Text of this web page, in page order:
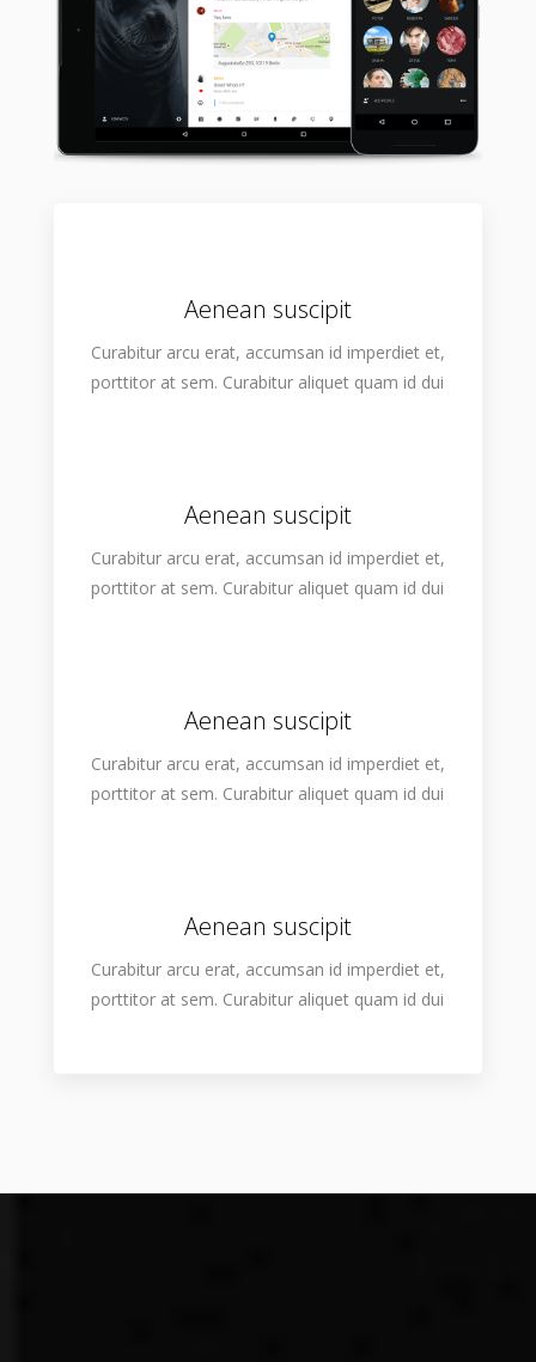
Aenean suscipit
Curabitur arcu erat, accumsan id imperdiet et,
porttitor at sem. Curabitur aliquet quam id dui
Aenean suscipit
Curabitur arcu erat, accumsan id imperdiet et,
porttitor at sem. Curabitur aliquet quam id dui
Aenean suscipit
Curabitur arcu erat, accumsan id imperdiet et,
porttitor at sem. Curabitur aliquet quam id dui
Aenean suscipit
Curabitur arcu erat, accumsan id imperdiet et,
porttitor at sem. Curabitur aliquet quam id dui